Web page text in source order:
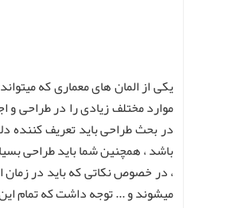
یکی از المان های معماری که
موارد مختلف زیادی را در طراحی و
در بحث طراحی باید تعریف کننده
باشد ، همچنین شما باید طراحی
، در خصوص نکاتی که باید در
میشوند و ... توجه داشت که تمام